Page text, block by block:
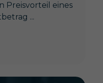
Preisvorteil eines
...